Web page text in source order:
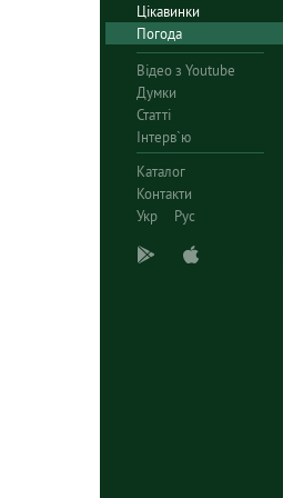
Цікавинки
Погода
Відео з Youtube
Думки
Статті
Інтерв`ю
Каталог
Контакти
Укр
Рус